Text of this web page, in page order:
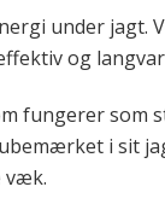
under jagt.
og
fungerer som
i sit
væk.